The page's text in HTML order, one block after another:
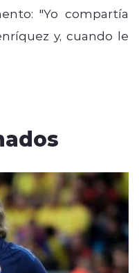
"Yo compartía
y, cuando le